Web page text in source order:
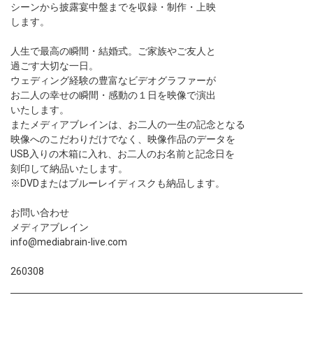
シーンから披露宴中盤までを収録・制作・上映
します。
人生で最高の瞬間・結婚式。ご家族やご友人と
過ごす大切な一日。
ウェディング経験の豊富なビデオグラファーが
お二人の幸せの瞬間・感動の１日を映像で演出
いたします。
またメディアブレインは、お二人の一生の記念となる
映像へのこだわりだけでなく、映像作品のデータを
USB入りの木箱に入れ、お二人のお名前と記念日を
刻印して納品いたします。
※DVDまたはブルーレイディスクも納品します。
お問い合わせ
メディアブレイン
info@mediabrain-live.com
260308